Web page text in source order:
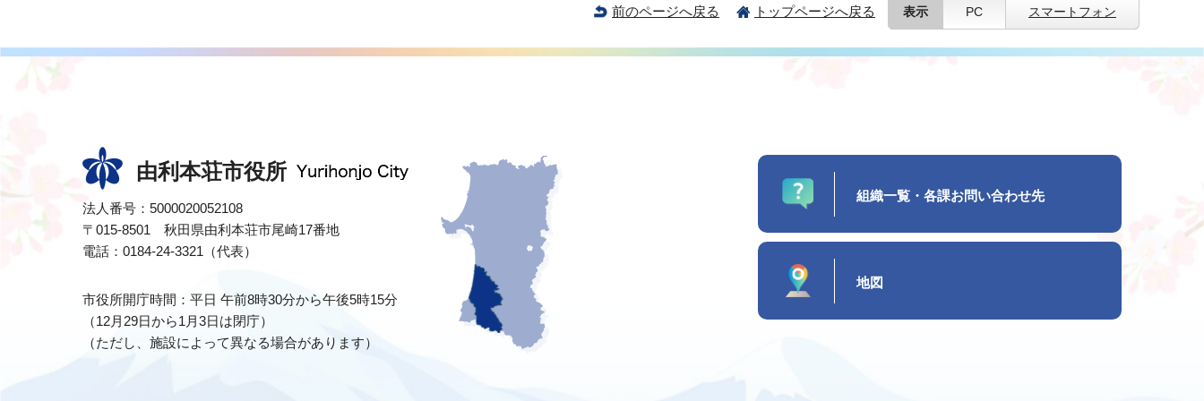
前のページへ戻る トップページへ戻る 表示 PC スマートフォン
由利本荘市役所
法人番号：5000020052108
〒015-8501 秋田県由利本荘市尾崎17番地
電話：0184-24-3321（代表）
市役所開庁時間：平日 午前8時30分から午後5時15分
（12月29日から1月3日は閉庁）
（ただし、施設によって異なる場合があります）
組織一覧・各課お問い合わせ先
地図